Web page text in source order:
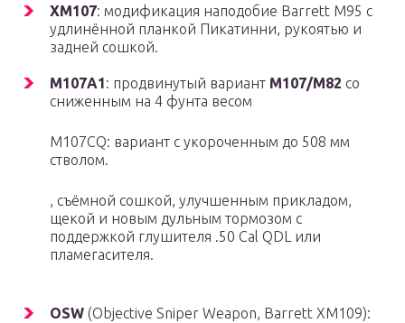
XM107: модификация наподобие Barrett M95 с
удлинённой планкой Пикатинни, рукоятью и
задней сошкой.
M107A1: продвинутый вариант M107/M82 со
сниженным на 4 фунта весом
M107CQ: вариант с укороченным до 508 мм
стволом.
, съёмной сошкой, улучшенным прикладом,
щекой и новым дульным тормозом с
поддержкой глушителя .50 Cal QDL или
пламегасителя.
OSW (Objective Sniper Weapon, Barrett XM109):